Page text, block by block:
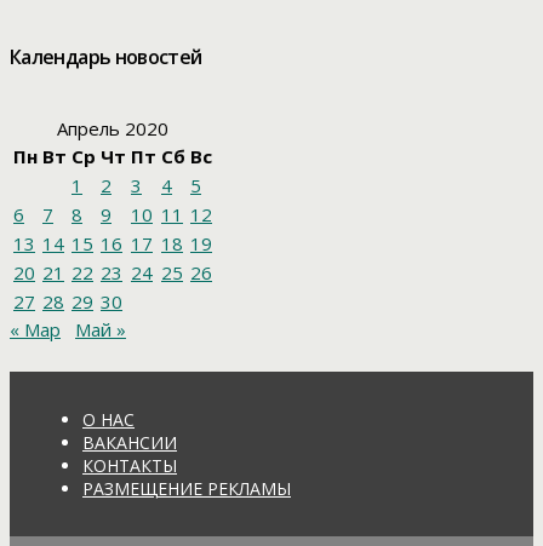
Календарь новостей
Апрель 2020
Пн Вт Ср Чт Пт Сб Вс
1
2 3 4
5
6
7 8 9 10 11 12
13 14 15 16 17 18 19
20 21 22 23 24 25 26
27 28 29 30
« Мар
Май »
О НАС
ВАКАНСИИ
КОНТАКТЫ
РАЗМЕЩЕНИЕ РЕКЛАМЫ